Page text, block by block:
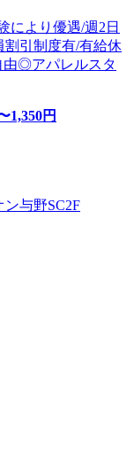
により優遇/週2日
割引制度有/有給休
由◎アパレルスタ
1,350円
与野SC2F